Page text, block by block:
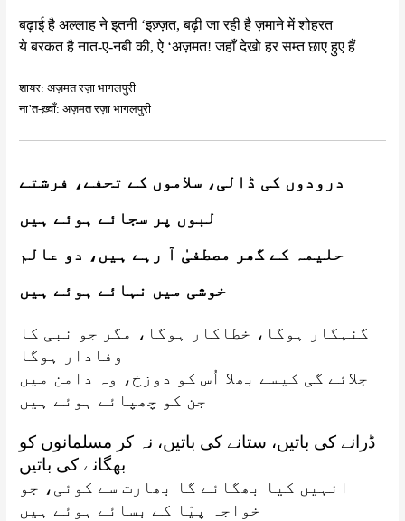
बढ़ाई है अल्लाह ने इतनी ‘इज़्ज़त, बढ़ी जा रही है ज़माने में शोहरत
ये बरकत है नात-ए-नबी की, ऐ ‘अज़मत! जहाँ देखो हर सम्त छाए हुए हैं
शायर: अज़मत रज़ा भागलपुरी
ना’त-ख़्वाँ: अज़मत रज़ा भागलपुरी
درودوں کی ڈالی، سلاموں کے تحفے، فرشتے
لبوں پر سجائے ہوئے ہیں
حلیمہ کے گھر مصطفیٰ آ رہے ہیں، دو عالم
خوشی میں نہائے ہوئے ہیں
گنہگار ہوگا، خطاکار ہوگا، مگر جو نبی کا
وفادار ہوگا
جلائے گی کیسے بھلا اُس کو دوزخ، وہ دامن میں
جن کو چھپائے ہوئے ہیں
ڈرانے کی باتیں، ستانے کی باتیں، نہ کر مسلمانوں کو
بھگانے کی باتیں
انہیں کیا بھگائے گا بھارت سے کوئی، جو
خواجہ پیّا کے بسائے ہوئے ہیں